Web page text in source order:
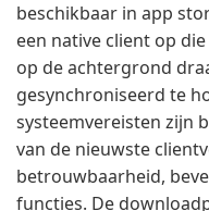
beschikbaar in app
een native client op
op de achtergrond
gesynchroniseerd te
systeemvereisten zijn
van de nieuwste
betrouwbaarheid,
functies. De